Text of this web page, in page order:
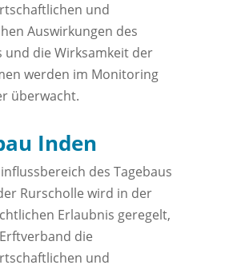
und
Auswirkungen des
und die Wirksamkeit der
werden im Monitoring
überwacht.
Inden
des Tagebaus
Rurscholle wird in der
Erlaubnis geregelt,
die
und